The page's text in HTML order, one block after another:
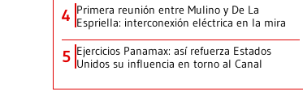
4 Primera reunión entre Mulino y De La
Espriella: interconexión eléctrica en la mira
5 Ejercicios Panamax: así refuerza Estados
Unidos su influencia en torno al Canal